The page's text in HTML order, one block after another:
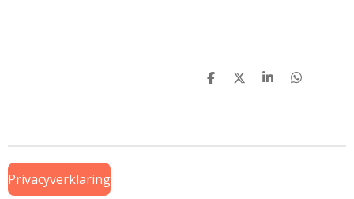
D
D
S
D
Privacyverklaring